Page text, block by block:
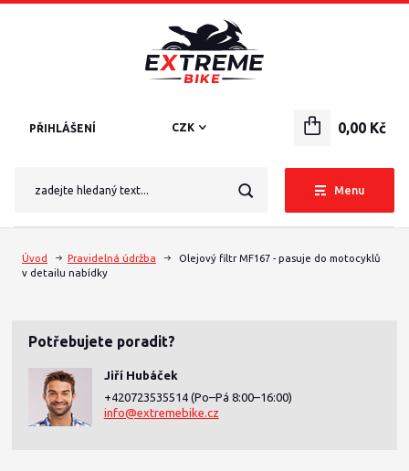
Menu
CZK
PŘIHLÁŠENÍ 0,00 Kč
Úvod Pravidelná údržba
Olejový filtr MF167 - pasuje do motocyklů
v detailu nabídky
Potřebujete poradit?
Jiří Hubáček
+420723535514 (Po–Pá 8:00–16:00)
info@extremebike.cz